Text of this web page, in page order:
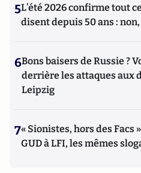
5L’été 2026 confirme tout
disent depuis 50 ans :
6Bons baisers de Russie ?
derrière les attaques aux
Leipzig
7« Sionistes, hors des Facs
GUD à LFI, les mêmes